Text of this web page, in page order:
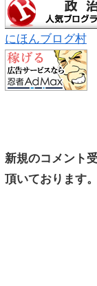
にほんブログ村
新規のコメント
頂いております